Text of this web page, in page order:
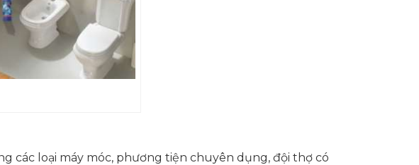
các loại máy móc, phương tiện chuyên dụng, đội thợ có